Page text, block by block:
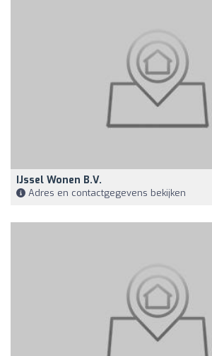
IJssel Wonen B.V.
Adres en contactgegevens bekijken